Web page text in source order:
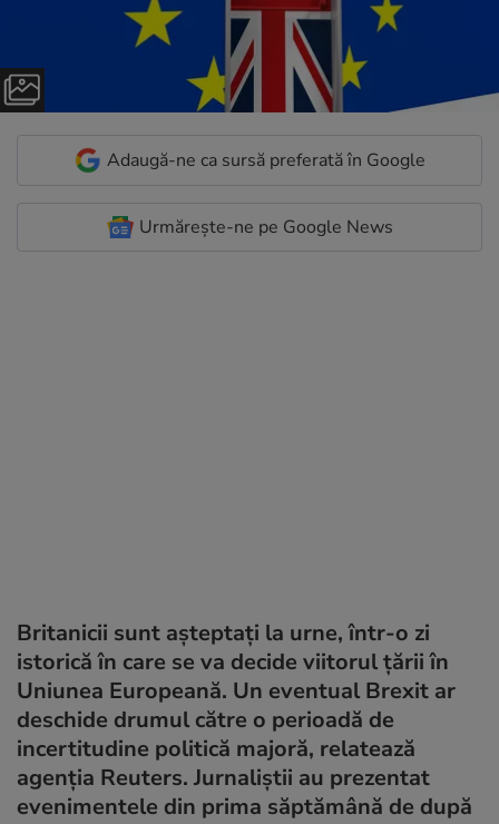
Adaugă-ne ca sursă preferată în Google
Urmărește-ne pe Google News
Britanicii sunt așteptați la urne, într-o zi
istorică în care se va decide viitorul țării în
Uniunea Europeană. Un eventual Brexit ar
deschide drumul către o perioadă de
incertitudine politică majoră, relatează
agenția Reuters. Jurnaliștii au prezentat
evenimentele din prima săptămână de după